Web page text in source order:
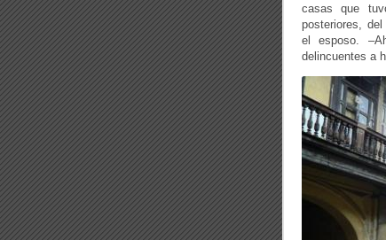
casas que
posteriores,
el esposo.
delincuentes a